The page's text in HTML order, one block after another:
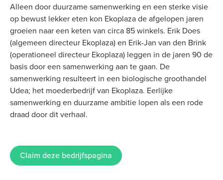
Alleen door duurzame samenwerking en een sterke visie
op bewust lekker eten kon Ekoplaza de afgelopen jaren
groeien naar een keten van circa 85 winkels. Erik Does
(algemeen directeur Ekoplaza) en Erik-Jan van den Brink
(operationeel directeur Ekoplaza) leggen in de jaren 90 de
basis door een samenwerking aan te gaan. De
samenwerking resulteert in een biologische groothandel
Udea; het moederbedrijf van Ekoplaza. Eerlijke
samenwerking en duurzame ambitie lopen als een rode
draad door dit verhaal.
Claim deze bedrijfspagina